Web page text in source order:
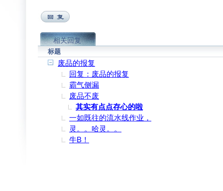
相关回复
标题
废品的报复
回复：废品的报复
霸气侧漏
废品不废
其实有点点存心的啦
一如既往的流水线作业，
灵。。哈灵。。
牛B！